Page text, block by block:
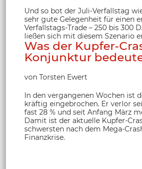
Und so bot der Juli-Verfallstag
sehr gute Gelegenheit für einen
Verfallstags-Trade – 250 bis 300
ließen sich mit diesem Szenario
Was der Kupfer-
Konjunktur
von Torsten Ewert
In den vergangenen Wochen ist
kräftig eingebrochen. Er verlor
fast 28 % und seit Anfang März
Damit ist der aktuelle Kupfer-
schwersten nach dem Mega-
Finanzkrise.